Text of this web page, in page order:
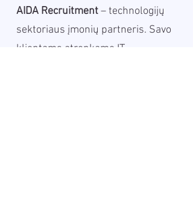
AIDA Recruitment– technologijų
sektoriaus įmonių partneris. Savo
klientams atrenkame IT